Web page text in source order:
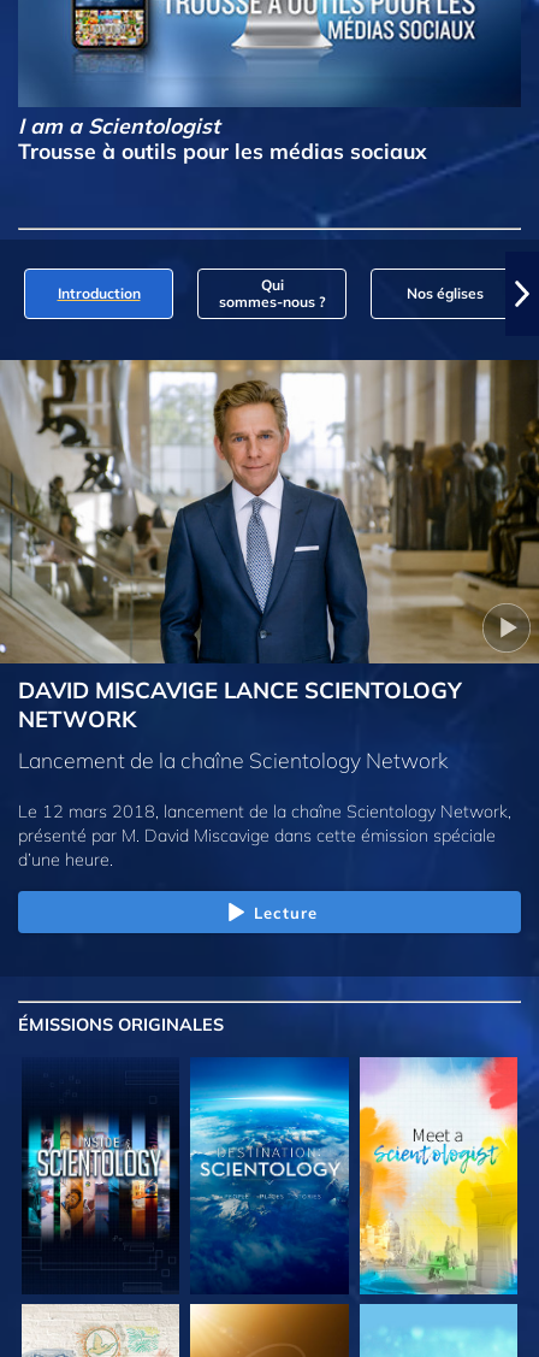
I am a Scientologist
Trousse à outils pour les médias sociaux
Introduction
Qui
sommes‑nous ?
Nos églises
DAVID MISCAVIGE LANCE SCIENTOLOGY
NETWORK
Lancement de la chaîne Scientology Network
Le 12 mars 2018, lancement de la chaîne Scientology Network,
présenté par M. David Miscavige dans cette émission spéciale
d’une heure.
Lecture
ÉMISSIONS ORIGINALES